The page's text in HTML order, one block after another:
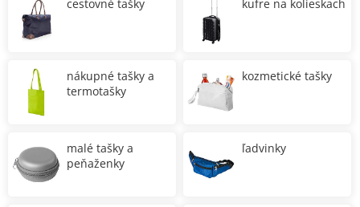
cestovné tašky kufre na kolieskach
nákupné tašky a
termotašky
kozmetické tašky
malé tašky a
peňaženky
ľadvinky